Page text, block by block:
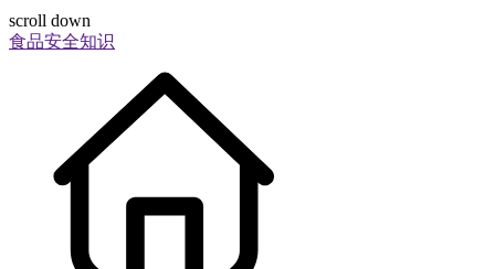
scroll down
食品安全知识